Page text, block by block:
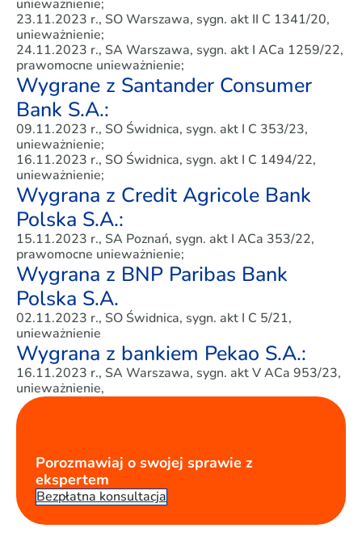
unieważnienie;
23.11.2023 r., SO Warszawa, sygn. akt II C 1341/20,
unieważnienie;
24.11.2023 r., SA Warszawa, sygn. akt I ACa 1259/22,
prawomocne unieważnienie;
Wygrane z Santander Consumer
Bank S.A.:
09.11.2023 r., SO Świdnica, sygn. akt I C 353/23,
unieważnienie;
16.11.2023 r., SO Świdnica, sygn. akt I C 1494/22,
unieważnienie;
Wygrana z Credit Agricole Bank
Polska S.A.:
15.11.2023 r., SA Poznań, sygn. akt I ACa 353/22,
prawomocne unieważnienie;
Wygrana z BNP Paribas Bank
Polska S.A.
02.11.2023 r., SO Świdnica, sygn. akt I C 5/21,
unieważnienie
Wygrana z bankiem Pekao S.A.:
16.11.2023 r., SA Warszawa, sygn. akt V ACa 953/23,
unieważnienie,
Porozmawiaj o swojej sprawie z
ekspertem
Bezpłatna konsultacja